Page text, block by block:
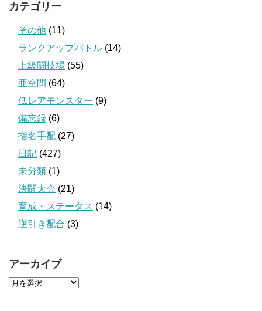
カテゴリー
その他 (11)
ランクアップバトル (14)
上級闘技場 (55)
亜空間 (64)
低レアモンスター (9)
備忘録 (6)
指名手配 (27)
日記 (427)
未分類 (1)
決闘大会 (21)
育成・ステータス (14)
逆引き配合 (3)
アーカイブ